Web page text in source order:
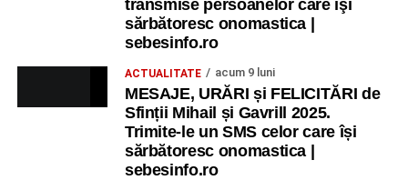
transmise persoanelor care îşi
sărbătoresc onomastica |
sebesinfo.ro
ACTUALITATE acum 9 luni
MESAJE, URĂRI și FELICITĂRI de
Sfinții Mihail și Gavrill 2025.
Trimite-le un SMS celor care își
sărbătoresc onomastica |
sebesinfo.ro